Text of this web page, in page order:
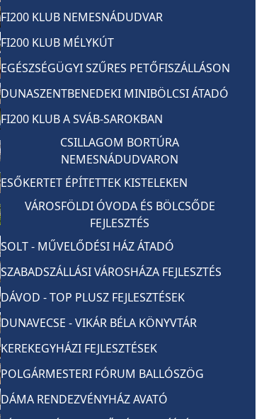
FI200 KLUB NEMESNÁDUDVAR
FI200 KLUB MÉLYKÚT
EGÉSZSÉGÜGYI SZŰRES PETŐFISZÁLLÁSON
DUNASZENTBENEDEKI MINIBÖLCSI ÁTADÓ
FI200 KLUB A SVÁB-SAROKBAN
CSILLAGOM BORTÚRA
NEMESNÁDUDVARON
ESŐKERTET ÉPÍTETTEK KISTELEKEN
VÁROSFÖLDI ÓVODA ÉS BÖLCSŐDE
FEJLESZTÉS
SOLT - MŰVELŐDÉSI HÁZ ÁTADÓ
SZABADSZÁLLÁSI VÁROSHÁZA FEJLESZTÉS
DÁVOD - TOP PLUSZ FEJLESZTÉSEK
DUNAVECSE - VIKÁR BÉLA KÖNYVTÁR
KEREKEGYHÁZI FEJLESZTÉSEK
POLGÁRMESTERI FÓRUM BALLÓSZÖG
DÁMA RENDEZVÉNYHÁZ AVATÓ